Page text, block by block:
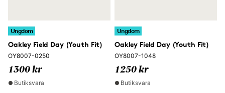
Ungdom
Oakley Field Day (Youth Fit)
OY8007-0250
1300 kr
Butiksvara
Ungdom
Oakley Field Day (Youth Fit)
OY8007-1048
1250 kr
Butiksvara